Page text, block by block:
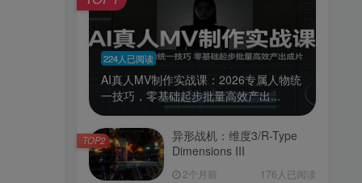
224人已阅读
AI真人MV制作实战课：2026专属人物统
一技巧，零基础起步批量高效产出...
异形战机：维度3/R-Type
Dimensions III
2个月前 176人已阅读
TOP2